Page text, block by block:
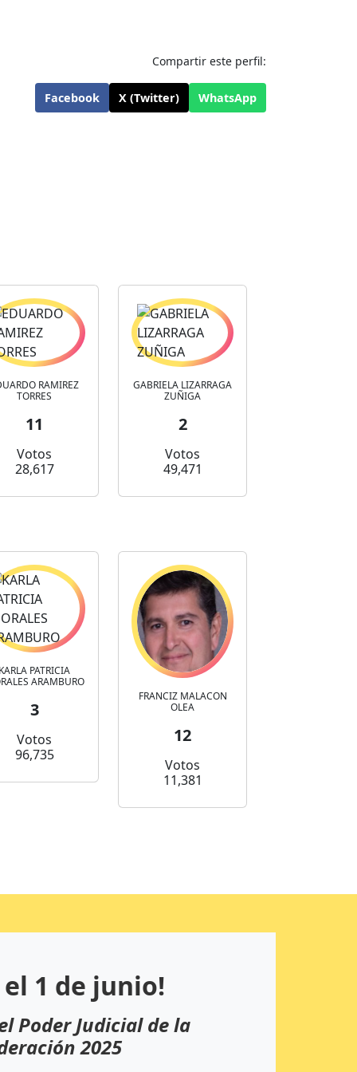
Compartir este perfil:
Facebook X (Twitter) WhatsApp
RAMIREZ
TORRES
11
Votos
28,617
GABRIELA LIZARRAGA
ZUÑIGA
2
Votos
49,471
PATRICIA
ARAMBURO
3
Votos
96,735
FRANCIZ MALACON
OLEA
12
Votos
11,381
el 1 de junio!
Poder Judicial de la
2025